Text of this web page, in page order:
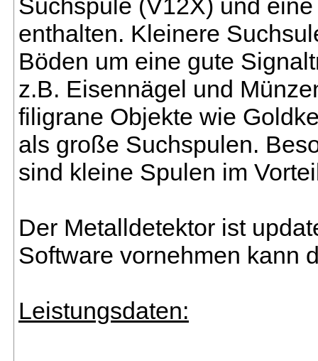
Suchspule (V12X) und
enthalten. Kleinere
Böden um eine gute
z.B. Eisennägel und
filigrane Objekte wie
als große Suchspulen.
sind kleine Spulen im
Der Metalldetektor ist
Software vornehmen kann
Leistungsdaten: